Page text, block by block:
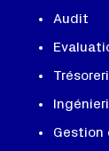
Audit
Gestion